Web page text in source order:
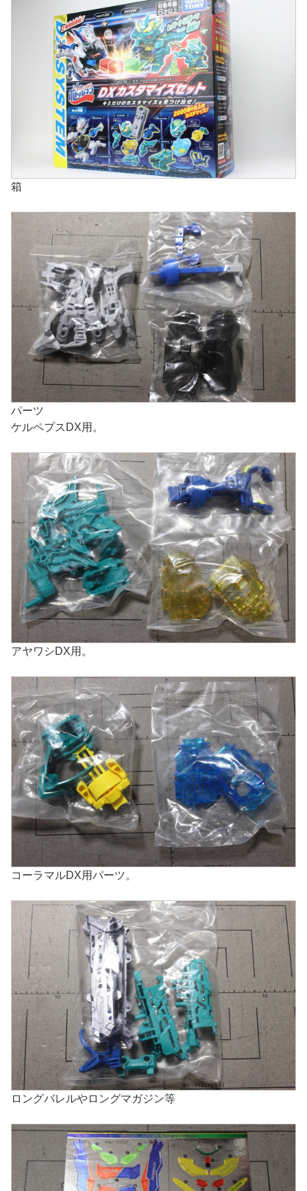
箱
パーツ
ケルペプスDX用。
アヤワシDX用。
コーラマルDX用パーツ。
ロングバレルやロングマガジン等